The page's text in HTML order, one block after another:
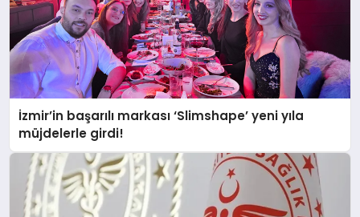
İzmir’in başarılı markası ‘Slimshape’ yeni yıla
müjdelerle girdi!